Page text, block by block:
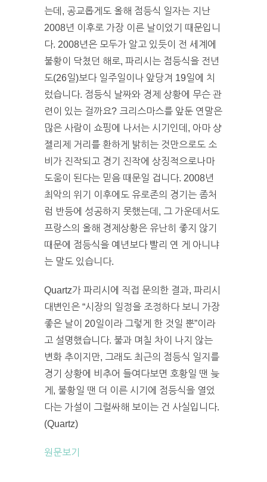
는데, 공교롭게도 올해 점등식 일자는 지난
2008년 이후로 가장 이른 날이었기 때문입니
다. 2008년은 모두가 알고 있듯이 전 세계에
불황이 닥쳤던 해로, 파리시는 점등식을 전년
도(26일)보다 일주일이나 앞당겨 19일에 치
렀습니다. 점등식 날짜와 경제 상황에 무슨 관
련이 있는 걸까요? 크리스마스를 앞둔 연말은
많은 사람이 쇼핑에 나서는 시기인데, 아마 샹
젤리제 거리를 환하게 밝히는 것만으로도 소
비가 진작되고 경기 진작에 상징적으로나마
도움이 된다는 믿음 때문일 겁니다. 2008년
최악의 위기 이후에도 유로존의 경기는 좀처
럼 반등에 성공하지 못했는데, 그 가운데서도
프랑스의 올해 경제상황은 유난히 좋지 않기
때문에 점등식을 예년보다 빨리 연 게 아니냐
는 말도 있습니다.
Quartz가 파리시에 직접 문의한 결과, 파리시
대변인은 “시장의 일정을 조정하다 보니 가장
좋은 날이 20일이라 그렇게 한 것일 뿐”이라
고 설명했습니다. 불과 며칠 차이 나지 않는
변화 추이지만, 그래도 최근의 점등식 일지를
경기 상황에 비추어 들여다보면 호황일 땐 늦
게, 불황일 땐 더 이른 시기에 점등식을 열었
다는 가설이 그럴싸해 보이는 건 사실입니다.
(Quartz)
원문보기